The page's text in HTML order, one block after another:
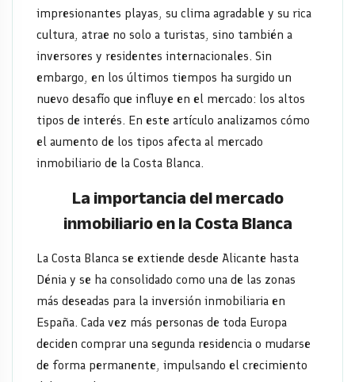
Costa
Blanca?
impresionantes playas, su clima agradable y su rica
cultura, atrae no solo a turistas, sino también a
inversores y residentes internacionales. Sin
embargo, en los últimos tiempos ha surgido un
nuevo desafío que influye en el mercado: los altos
tipos de interés. En este artículo analizamos cómo
el aumento de los tipos afecta al mercado
inmobiliario de la Costa Blanca.
La importancia del mercado
inmobiliario en la Costa Blanca
La Costa Blanca se extiende desde Alicante hasta
Dénia y se ha consolidado como una de las zonas
más deseadas para la inversión inmobiliaria en
España. Cada vez más personas de toda Europa
deciden comprar una segunda residencia o mudarse
de forma permanente, impulsando el crecimiento